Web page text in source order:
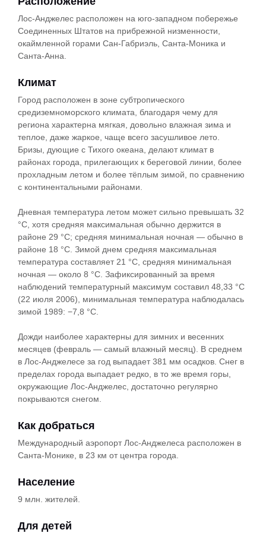
Лос-Анджелес расположен на юго-западном побережье
Соединенных Штатов на прибрежной низменности,
окаймленной горами Сан-Габриэль, Санта-Моника и
Санта-Анна.
Климат
Город расположен в зоне субтропического
средиземноморского климата, благодаря чему для
региона характерна мягкая, довольно влажная зима и
теплое, даже жаркое, чаще всего засушливое лето.
Бризы, дующие с Тихого океана, делают климат в
районах города, прилегающих к береговой линии, более
прохладным летом и более тёплым зимой, по сравнению
с континентальными районами.
Дневная температура летом может сильно превышать 32
°C, хотя средняя максимальная обычно держится в
районе 29 °C; средняя минимальная ночная — обычно в
районе 18 °C. Зимой днем средняя максимальная
температура составляет 21 °C, средняя минимальная
ночная — около 8 °C. Зафиксированный за время
наблюдений температурный максимум составил 48,33 °C
(22 июля 2006), минимальная температура наблюдалась
зимой 1989: −7,8 °C.
Дожди наиболее характерны для зимних и весенних
месяцев (февраль — самый влажный месяц). В среднем
в Лос-Анджелесе за год выпадает 381 мм осадков. Снег в
пределах города выпадает редко, в то же время горы,
окружающие Лос-Анджелес, достаточно регулярно
покрываются снегом.
Как добраться
Международный аэропорт Лос-Анджелеса расположен в
Санта-Монике, в 23 км от центра города.
Население
9 млн. жителей.
Для детей